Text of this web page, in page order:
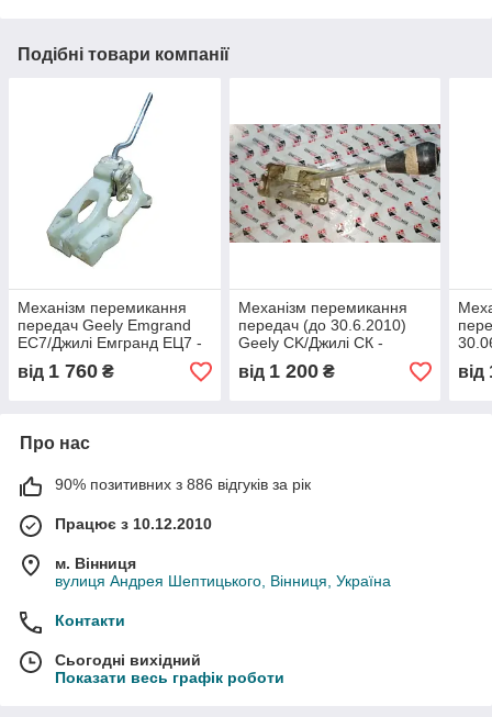
Подібні товари компанії
Механізм перемикання
передач Geely Emgrand
EC7/Джилі Емгранд ЕЦ7 -
1064001182-01, (з
розбірки)
від 1 760 ₴
Механізм перемикання
передач (до 30.6.2010)
Geely CK/Джилі СК -
1014014039, (з розбірки)
від 1 200₴ від
Про нас
90% позитивних з 886 відгуків за рік
Працює з 10.12.2010
м. Вінниця
вулиця Андрея Шептицького, Вінниця, Україна
Контакти
Сьогодні вихідний
Показати весь графік роботи